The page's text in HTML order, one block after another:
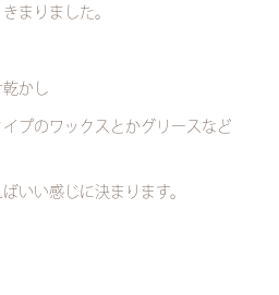
まりました。
かし
プのワックスとかグリースなど
いい感じに決まります。